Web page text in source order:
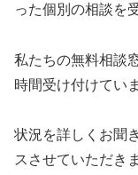
った個別の相談を
私たちの無料相談
時間受け付けてい
状況を詳しくお聞
スさせていただき